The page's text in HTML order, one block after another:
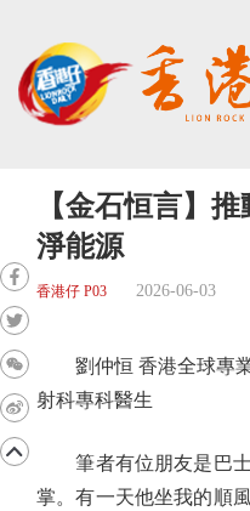
【金石恒言】
淨能源
香港仔 P03 2026-06-03
劉仲恒 香港全球專業
射科專科醫生
筆者有位朋友是巴士
掌。有一天他坐我的順